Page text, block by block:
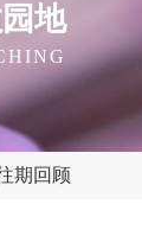
地
期回顾